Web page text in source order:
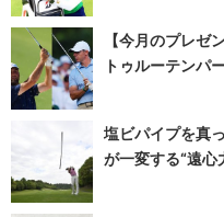
【今月のプレゼ
トゥルーテンパ
塩ビパイプを真
が一変する“遠心